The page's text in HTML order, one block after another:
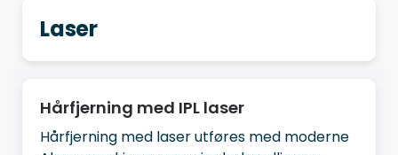
Laser
Hårfjerning med IPL laser
Hårfjerning med laser utføres med moderne